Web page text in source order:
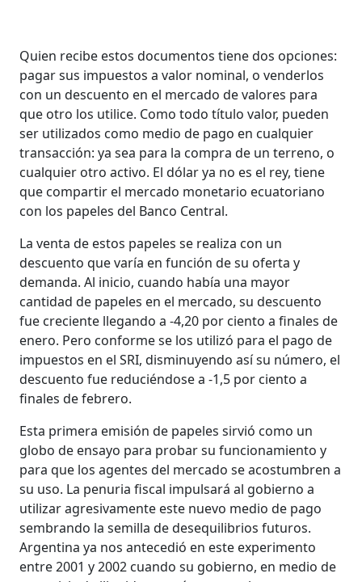
Quien recibe estos documentos tiene dos opciones:
pagar sus impuestos a valor nominal, o venderlos
con un descuento en el mercado de valores para
que otro los utilice. Como todo título valor, pueden
ser utilizados como medio de pago en cualquier
transacción: ya sea para la compra de un terreno, o
cualquier otro activo. El dólar ya no es el rey, tiene
que compartir el mercado monetario ecuatoriano
con los papeles del Banco Central.
La venta de estos papeles se realiza con un
descuento que varía en función de su oferta y
demanda. Al inicio, cuando había una mayor
cantidad de papeles en el mercado, su descuento
fue creciente llegando a -4,20 por ciento a finales de
enero. Pero conforme se los utilizó para el pago de
impuestos en el SRI, disminuyendo así su número, el
descuento fue reduciéndose a -1,5 por ciento a
finales de febrero.
Esta primera emisión de papeles sirvió como un
globo de ensayo para probar su funcionamiento y
para que los agentes del mercado se acostumbren a
su uso. La penuria fiscal impulsará al gobierno a
utilizar agresivamente este nuevo medio de pago
sembrando la semilla de desequilibrios futuros.
Argentina ya nos antecedió en este experimento
entre 2001 y 2002 cuando su gobierno, en medio de